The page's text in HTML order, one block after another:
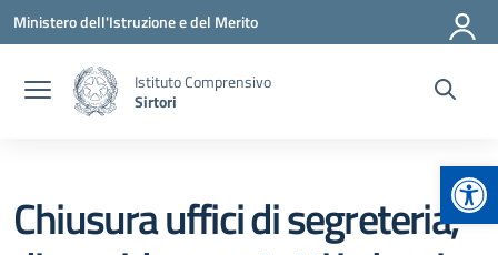
Vai ai contenuti
Vai al menu di navigazione
Vai al footer
Ministero dell'Istruzione e del Merito
Istituto Comprensivo
Sirtori
Chiusura uffici di segreteria,